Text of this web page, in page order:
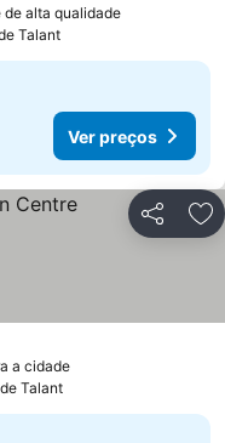
alta qualidade
Talant
Ver preços
Partilhar
a cidade
Talant